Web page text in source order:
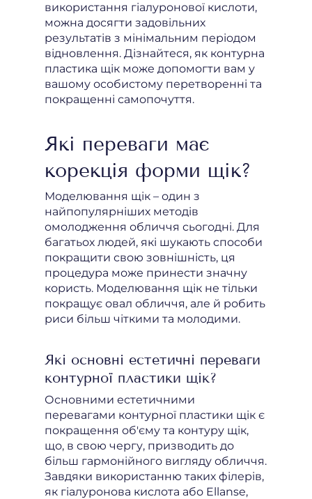
використання гіалуронової кислоти,
можна досягти задовільних
результатів з мінімальним періодом
відновлення. Дізнайтеся, як контурна
пластика щік може допомогти вам у
вашому особистому перетворенні та
покращенні самопочуття.
Які переваги має
корекція форми щік?
Моделювання щік – один з
найпопулярніших методів
омолодження обличчя сьогодні. Для
багатьох людей, які шукають способи
покращити свою зовнішність, ця
процедура може принести значну
користь. Моделювання щік не тільки
покращує овал обличчя, але й робить
риси більш чіткими та молодими.
Які основні естетичні переваги
контурної пластики щік?
Основними естетичними
перевагами контурної пластики щік є
покращення об'єму та контуру щік,
що, в свою чергу, призводить до
більш гармонійного вигляду обличчя.
Завдяки використанню таких філерів,
як гіалуронова кислота або Ellanse,